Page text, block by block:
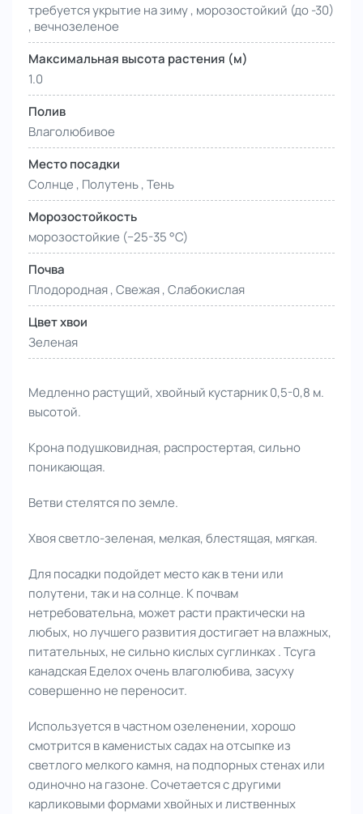
требуется укрытие на зиму , морозостойкий (до -30)
, вечнозеленое
Максимальная высота растения (м)
1.0
Полив
Влаголюбивое
Место посадки
Солнце , Полутень , Тень
Морозостойкость
морозостойкие (−25-35 °С)
Почва
Плодородная , Свежая , Слабокислая
Цвет хвои
Зеленая
Медленно растущий, хвойный кустарник 0,5-0,8 м.
высотой.
Крона подушковидная, распростертая, сильно
поникающая.
Ветви стелятся по земле.
Хвоя светло-зеленая, мелкая, блестящая, мягкая.
Для посадки подойдет место как в тени или
полутени, так и на солнце. К почвам
нетребовательна, может расти практически на
любых, но лучшего развития достигает на влажных,
питательных, не сильно кислых суглинках . Тсуга
канадская Еделох очень влаголюбива, засуху
совершенно не переносит.
Используется в частном озеленении, хорошо
смотрится в каменистых садах на отсыпке из
светлого мелкого камня, на подпорных стенах или
одиночно на газоне. Сочетается с другими
карликовыми формами хвойных и лиственных